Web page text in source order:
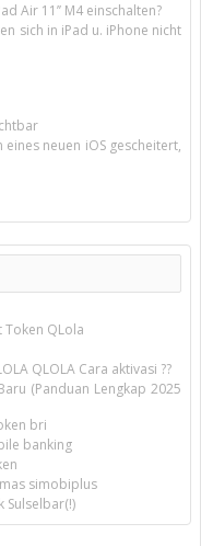
Air 11’’ M4 einschalten?
sich in iPad u. iPhone nicht
neuen iOS gescheitert,
Token QLola
QLOLA Cara aktivasi ??
(Panduan Lengkap 2025
bri
banking
simobiplus
Sulselbar(!)